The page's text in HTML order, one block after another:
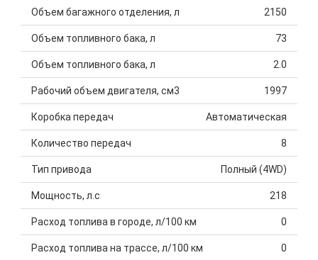
Объем багажного отделения, л 2150
Объем топливного бака, л 73
Объем топливного бака, л 2.0
Рабочий объем двигателя, см3 1997
Коробка передач Автоматическая
Количество передач 8
Тип привода Полный (4WD)
Мощность, л.с 218
Расход топлива в городе, л/100 км 0
Расход топлива на трассе, л/100 км 0